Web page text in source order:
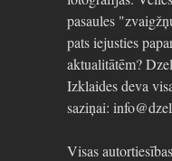
pasaules
pats iejusties
aktualitātēm?
Izklaides deva
saziņai:
Visas